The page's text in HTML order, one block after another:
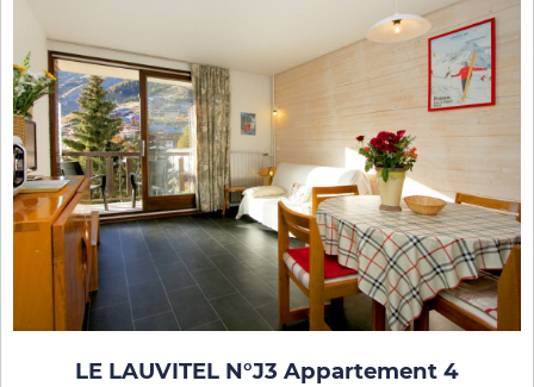
LE LAUVITEL N°J3 Appartement 4